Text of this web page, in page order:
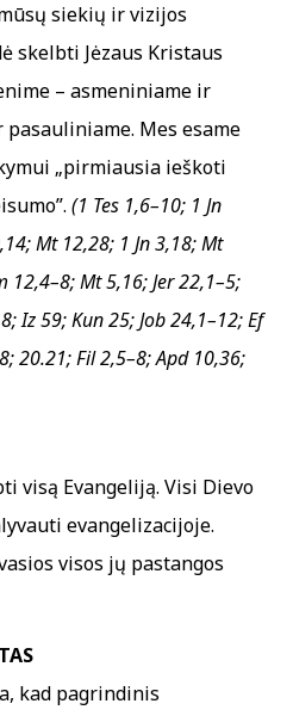
siekių ir vizijos
skelbti Jėzaus Kristaus
– asmeniniame ir
Mes esame
„pirmiausia ieškoti
(1 Tes 1,6–10; 1 Jn
Mt 12,28; 1 Jn 3,18; Mt
12,4–8; Mt 5,16; Jer 22,1–5;
Iz 59; Kun 25; Job 24,1–12; Ef
20.21; Fil 2,5–8; Apd 10,36;
visą Evangeliją. Visi Dievo
evangelizacijoje.
visos jų pastangos
kad pagrindinis